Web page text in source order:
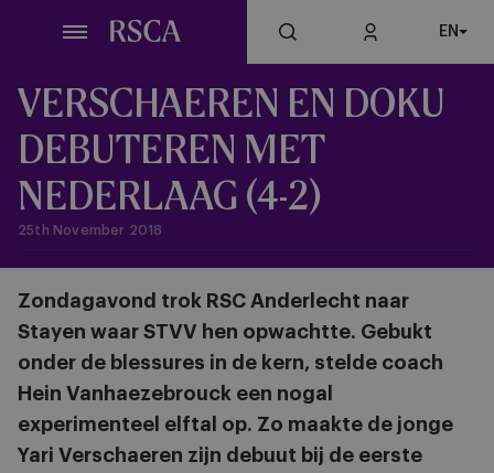
content
EN
VERSCHAEREN EN DOKU
DEBUTEREN MET
NEDERLAAG (4-2)
25th November 2018
Zondagavond trok RSC Anderlecht naar
Stayen waar STVV hen opwachtte. Gebukt
onder de blessures in de kern, stelde coach
Hein Vanhaezebrouck een nogal
experimenteel elftal op. Zo maakte de jonge
Yari Verschaeren zijn debuut bij de eerste